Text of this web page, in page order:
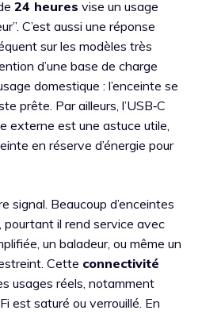
24 heures vise un usage
C’est aussi une réponse
sur les modèles très
d’une base de charge
domestique : l’enceinte se
prête. Par ailleurs, l’USB‑C
externe est une astuce utile,
en réserve d’énergie pour
signal. Beaucoup d’enceintes
pourtant il rend service avec
un baladeur, ou même un
Cette connectivité
usages réels, notamment
est saturé ou verrouillé. En